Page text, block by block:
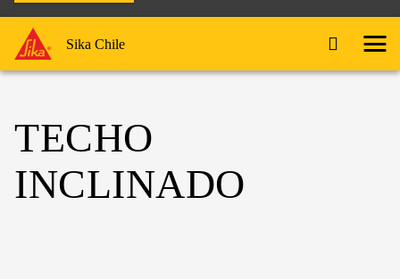
Sika Chile
TECHO
INCLINADO